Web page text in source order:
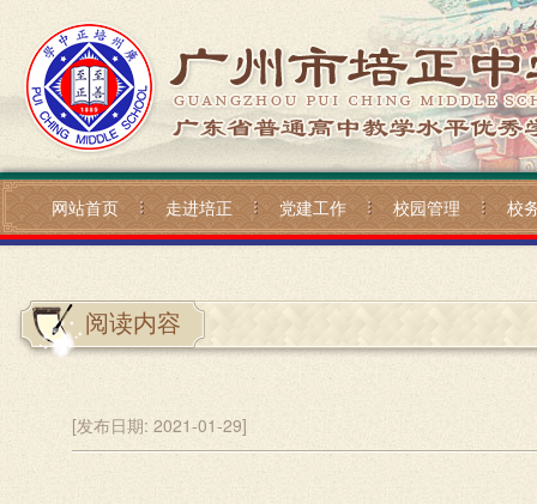
网站首页 走进培正 党建工作 校园管理 校
阅读内容
[发布日期: 2021-01-29]